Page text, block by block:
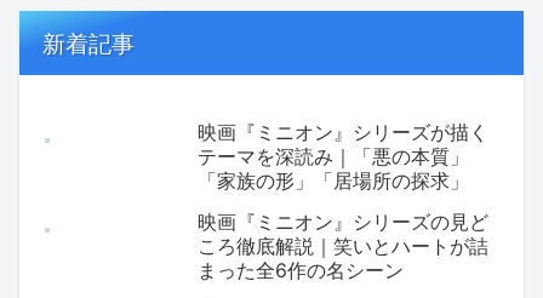
新着記事
映画『ミニオン』シリーズが描く
テーマを深読み｜「悪の本質」
「家族の形」「居場所の探求」
映画『ミニオン』シリーズの見ど
ころ徹底解説｜笑いとハートが詰
まった全6作の名シーン